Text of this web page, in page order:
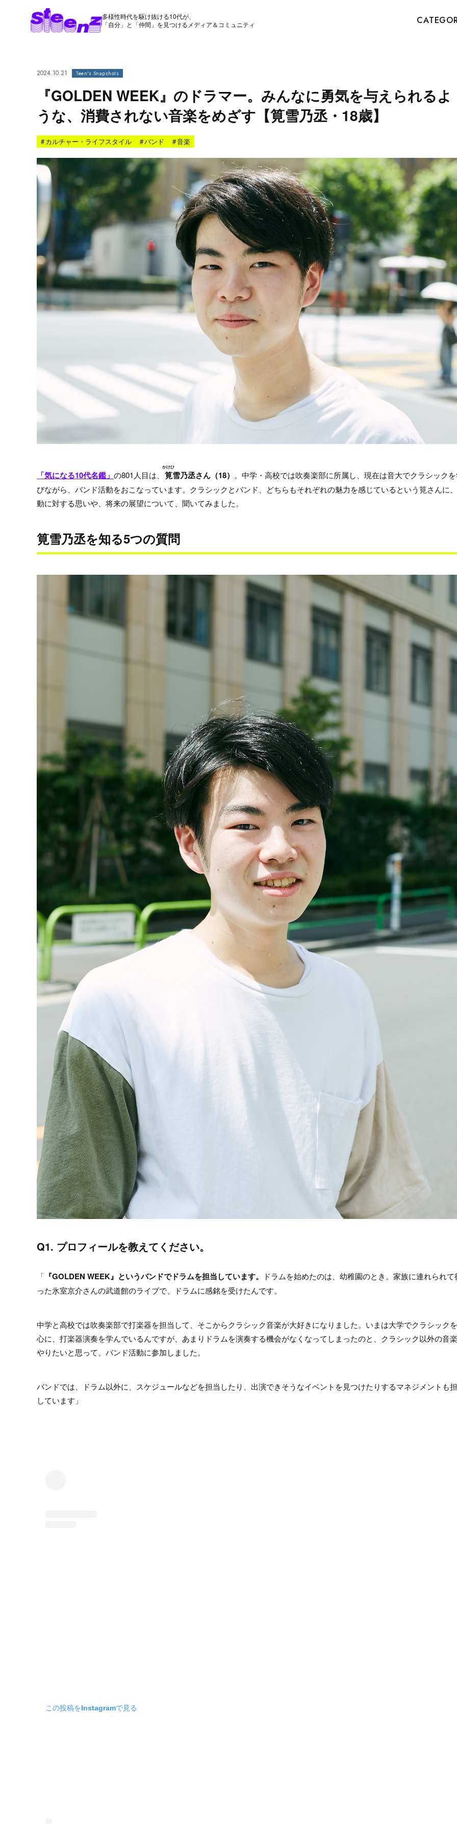
多様性時代を駆け抜ける10代が、
「自分」と「仲間」を見つけるメディア＆コミュニティ
2024.10.21 Teen's Snapshots
『GOLDEN WEEK』のドラマー。みんなに勇気を与えられるよ
うな、消費されない音楽をめざす【筧雪乃丞・18歳】
#カルチャー・ライフスタイル #バンド #音楽
「気になる10代名鑑」 の801人目は、 筧
かけひ
雪乃丞さん（18） 。中学・高校では吹奏楽部に所属し、現在は音大でクラシック
びながら、バンド活動をおこなっています。クラシックとバンド、どちらもそれぞれの魅力を感じているという筧さんに
動に対する思いや、将来の展望について、聞いてみました。
筧雪乃丞を知る5つの質問
Q1. プロフィールを教えてください。
「 『GOLDEN WEEK』というバンドでドラムを担当しています。
ドラムを始めたのは、幼稚園のとき。家族に連れられて
った氷室京介さんの武道館のライブで、ドラムに感銘を受けたんです。
中学と高校では吹奏楽部で打楽器を担当して、そこからクラシック音楽が大好きになりました。いまは大学でクラシック
心に、打楽器演奏を学んでいるんですが、あまりドラムを演奏する機会がなくなってしまったのと、クラシック以外の音
やりたいと思って、バンド活動に参加しました。
バンドでは、ドラム以外に、スケジュールなどを担当したり、出演できそうなイベントを見つけたりするマネジメントも
しています」
この投稿をInstagramで見る